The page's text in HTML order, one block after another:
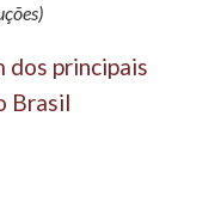
dos principais
Brasil